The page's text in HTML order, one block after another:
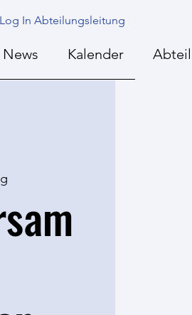
Log In Abteilungsleitung
News Kalender